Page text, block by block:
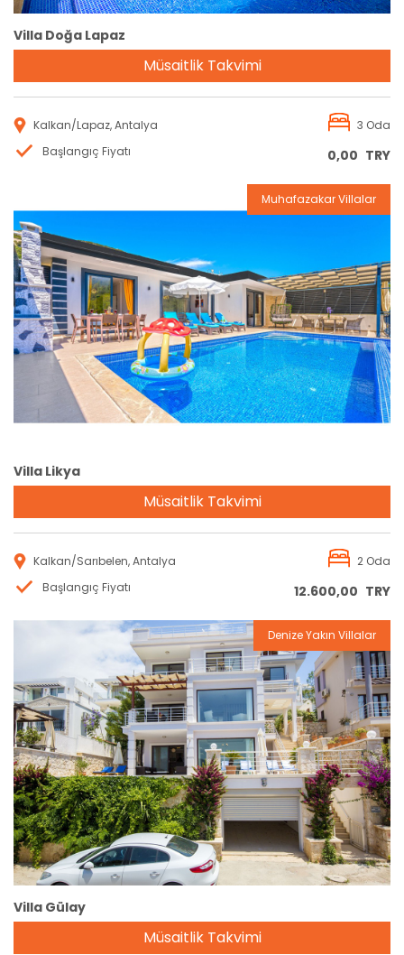
Villa Doğa Lapaz
Müsaitlik Takvimi
Kalkan/Lapaz, Antalya
3 Oda
Başlangıç Fiyatı
0,00 TRY
Rezervasyon
Muhafazakar Villalar
Villa Likya
Müsaitlik Takvimi
Kalkan/Sarıbelen, Antalya
2 Oda
Başlangıç Fiyatı
12.600,00 TRY
Rezervasyon
Denize Yakın Villalar
Villa Gülay
Müsaitlik Takvimi